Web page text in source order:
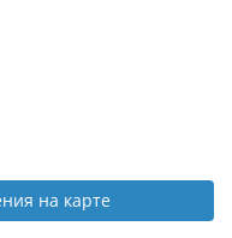
на карте